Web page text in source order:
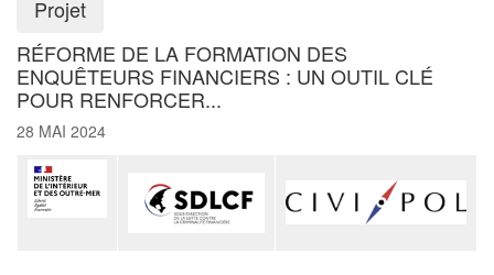
Projet
RÉFORME DE LA FORMATION DES
ENQUÊTEURS FINANCIERS : UN OUTIL CLÉ
POUR RENFORCER...
28 MAI 2024